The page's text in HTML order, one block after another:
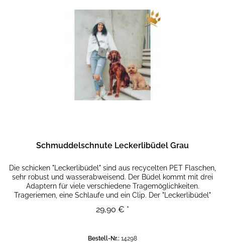
Schmuddelschnute Leckerlibüdel Grau
Die schicken "Leckerlibüdel" sind aus recycelten PET Flaschen,
sehr robust und wasserabweisend. Der Büdel kommt mit drei
Adaptern für viele verschiedene Tragemöglichkeiten.
Trageriemen, eine Schlaufe und ein Clip. Der "Leckerlibüdel"
29,90 € *
Bestell-Nr.: 14298